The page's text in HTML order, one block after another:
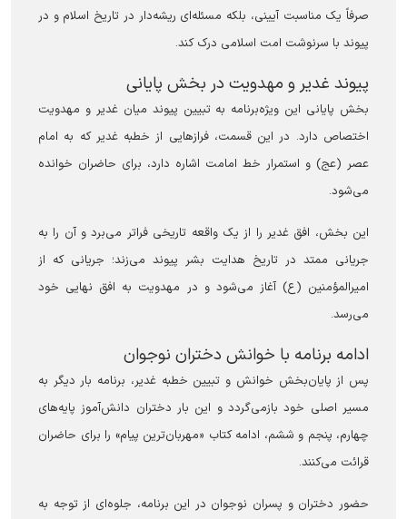
صرفاً یک مناسبت آیینی، بلکه مسئله‌ای ریشه‌دار در تاریخ اسلام و در
پیوند با سرنوشت امت اسلامی درک کند.
پیوند غدیر و مهدویت در بخش پایانی
بخش پایانی این ویژه‌برنامه به تبیین پیوند میان غدیر و مهدویت
اختصاص دارد. در این قسمت، فراز‌هایی از خطبه غدیر که به امام
عصر (عج) و استمرار خط امامت اشاره دارد، برای حاضران خوانده
می‌شود.
این بخش، افق غدیر را از یک واقعه تاریخی فراتر می‌برد و آن را به
جریانی ممتد در تاریخ هدایت بشر پیوند می‌زند؛ جریانی که از
امیرالمؤمنین (ع) آغاز می‌شود و در مهدویت به افق نهایی خود
می‌رسد.
ادامه برنامه با خوانش دختران نوجوان
پس از پایان‌بخش خوانش و تبیین خطبه غدیر، برنامه بار دیگر به
مسیر اصلی خود بازمی‌گردد و این بار دختران دانش‌آموز پایه‌های
چهارم، پنجم و ششم، ادامه کتاب «مهربان‌ترین پیام» را برای حاضران
قرائت می‌کنند.
حضور دختران و پسران نوجوان در این برنامه، جلوه‌ای از توجه به